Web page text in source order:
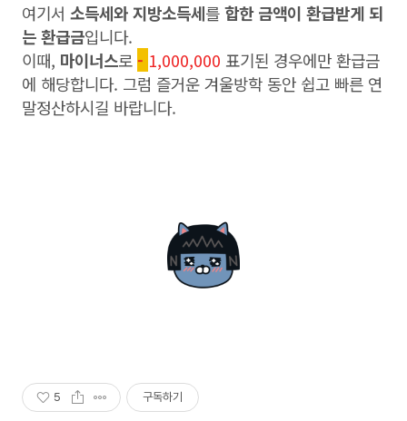
여기서 소득세와 지방소득세를합한 금액이 환급받게 되
는 환급금입니다.
이때, 마이너스로 - 1,000,000 표기된 경우에만 환급금
에 해당합니다. 그럼 즐거운 겨울방학 동안 쉽고 빠른 연
말정산하시길 바랍니다.
5 구독하기